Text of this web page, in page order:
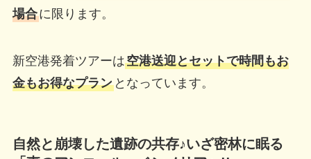
場合に限ります。
新空港発着ツアーは空港送迎とセットで時間もお
金もお得なプランとなっています。
自然と崩壊した遺跡の共存♪いざ密林に眠る